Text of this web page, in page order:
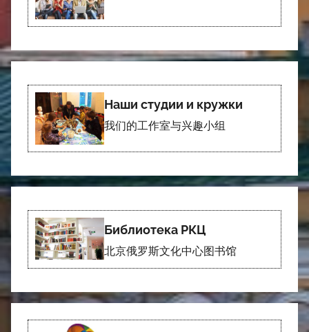
Наши студии и кружки
我们的工作室与兴趣小组
Библиотека РКЦ
北京俄罗斯文化中心图书馆